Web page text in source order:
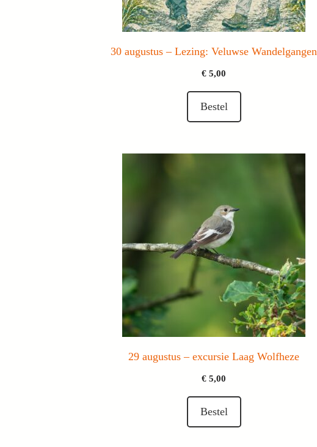
30 augustus – Lezing: Veluwse Wandelgangen
€ 5,00
Bestel
29 augustus – excursie Laag Wolfheze
€ 5,00
Bestel